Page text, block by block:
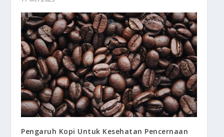
Pengaruh Kopi Untuk Kesehatan Pencernaan